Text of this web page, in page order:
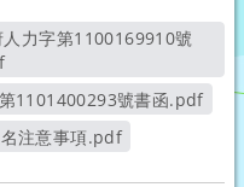
另開新視窗
1101400293號書函.pdf
新視窗
注意事項.pdf